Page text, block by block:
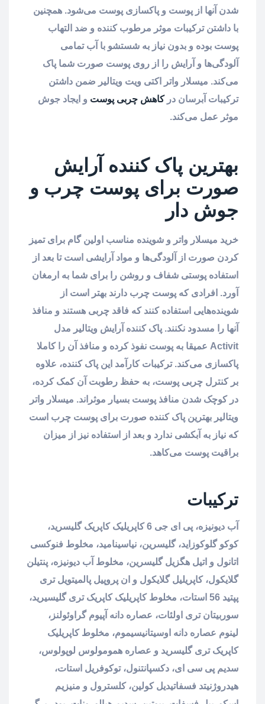
شدن آنها از پوست و پاکسازی پوست می‌شود. همچنین
با داشتن ترکیبات موثر مرطوب کننده و ضد التهاب
پوست بوده و بدون نیاز به شستشو با آب تمامی
آلودگی‌ها و آرایش را از روی پوست صورت شما پاک
می‌کند. میسلار واتر اکتی ویت ویتالیر ضمن داشتن
ترکیبات آبرسان درکاهش چربی پوست و ایجاد جوش
موثر عمل می‌کند.
بهترین پاک کننده آرایش
صورت برای پوست چرب و
جوش دار
خرید میسلار واتر و شوینده مناسب اولین گام برای تمیز
کردن صورت از آلودگی‌ها و مواد آرایشی است تا بعد از
استفاده پوستی شفاف و روشن را برای شما به ارمغان
آورد. افرادی که پوست چرب دارند بهتر است از
شوینده‌هایی استفاده کنند که فاقد چربی هستند و منافذ
آنها را مسدود نکنند. پاک کننده آرایش ویتالیر مدل
Activit عمیقا به پوست نفوذ کرده و منافذ آن را کاملا
پاکسازی می‌کند. ترکیبات کارآمد این پاک کننده، علاوه
بر کنترل چربی پوست، به حفظ رطوبت آن کمک کرده،
در کوچک شدن منافذ پوست بسیار موثراند. میسلار واتر
ویتالیر بهترین پاک کننده صورت برای پوست چرب است
که نیاز به آبکشی ندارد و بعد از استفاده نیز از میزان
براقیت پوست می‌کاهد.
ترکیبات
آب دیونیزه، پی ای جی 6 کاپریلیک کاپریک گلیسرید،
کوکو گلوکوزاید، گلیسرین، نیاسینامید، مخلوط فنوکسی
اتانول و اتیل هگزیل گلیسرین، مخلوط آب دیونیزه، پنتیلن
گلایکول، کاپریلیل گلایکول و ان پروپیل پالمیتویل تری
پپتید 56 استات، مخلوط کاپریلیک کاپریک تری گلیسیرید،
سوربیتان تری اولئات، عصاره دانه آپیوم گراوئولنز،
لینوم عصاره دانه اوسیتانیسیموم، مخلوط کاپریلیک
کاپریک تری گلیسرید و عصاره همومولوس لوپولوس،
سدیم پی سی ای، دکسپانتنول، توکوفریل استات،
هیدروژنیتد فسفاتیدیل کولین، کلسترول و منیزیم